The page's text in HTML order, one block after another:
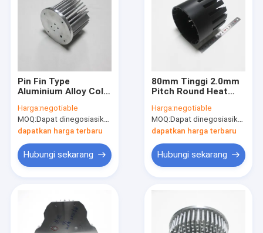
Pin Fin Type
Aluminium Alloy Cold
Untuk Area Dan
Bentuk Pembuangan
Panas
Harga:negotiable
MOQ:Dapat dinegosiasikan
dapatkan harga terbaru
Hubungi sekarang
80mm Tinggi 2.0mm
Pitch Round Heat
Led Industri
Harga:negotiable
MOQ:Dapat dinegosiasikan
dapatkan harga terbaru
Hubungi sekarang